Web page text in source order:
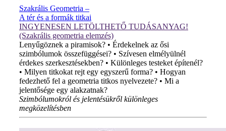
Szakrális Geometria –
A tér és a formák titkai
INGYENESEN LETÖLTHETŐ TUDÁSANYAG!
(Szakrális geometria elemzés)
Lenyűgöznek a piramisok? • Érdekelnek az ősi
szimbólumok összefüggései? • Szívesen elmélyülnél
érdekes szerkesztésekben? • Különleges testeket építenél?
• Milyen titkokat rejt egy egyszerű forma? • Hogyan
fedezhető fel a geometria titkos nyelvezete? • Mi a
jelentősége egy alakzatnak?
Szimbólumokról és jelentésükről különleges
megközelítésben